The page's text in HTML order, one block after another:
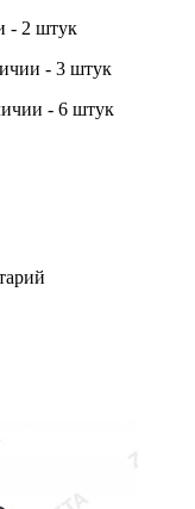
- 2 штук
- 3 штук
- 6 штук